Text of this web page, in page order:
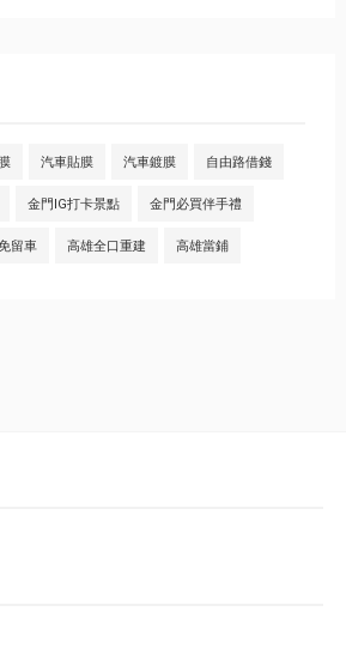
汽車貼膜 汽車鍍膜 自由路借錢
金門IG打卡景點 金門必買伴手禮
留車 高雄全口重建 高雄當鋪